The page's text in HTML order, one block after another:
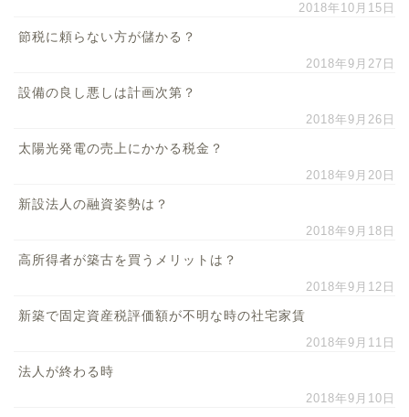
2018年10月15日
節税に頼らない方が儲かる？
2018年9月27日
設備の良し悪しは計画次第？
2018年9月26日
太陽光発電の売上にかかる税金？
2018年9月20日
新設法人の融資姿勢は？
2018年9月18日
高所得者が築古を買うメリットは？
2018年9月12日
新築で固定資産税評価額が不明な時の社宅家賃
2018年9月11日
法人が終わる時
2018年9月10日